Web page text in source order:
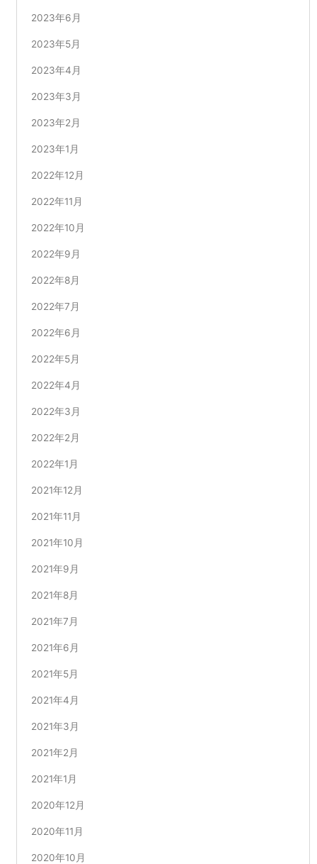
2023年6月
2023年5月
2023年4月
2023年3月
2023年2月
2023年1月
2022年12月
2022年11月
2022年10月
2022年9月
2022年8月
2022年7月
2022年6月
2022年5月
2022年4月
2022年3月
2022年2月
2022年1月
2021年12月
2021年11月
2021年10月
2021年9月
2021年8月
2021年7月
2021年6月
2021年5月
2021年4月
2021年3月
2021年2月
2021年1月
2020年12月
2020年11月
2020年10月